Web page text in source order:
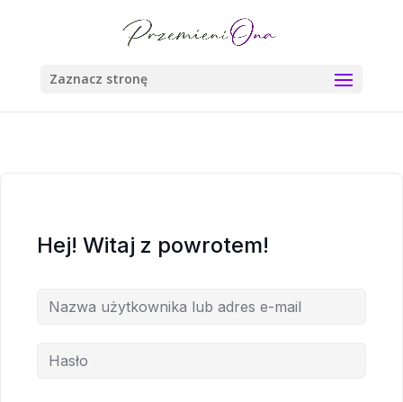
Zaznacz stronę
Hej! Witaj z powrotem!